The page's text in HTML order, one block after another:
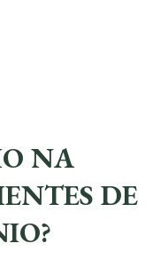
NA
DE